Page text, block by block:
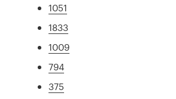
1051
1833
1009
794
375